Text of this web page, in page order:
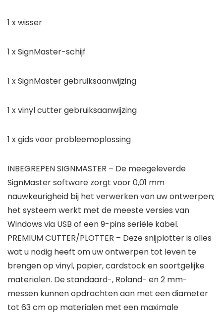
1 x wisser
1 x SignMaster-schijf
1 x SignMaster gebruiksaanwijzing
1 x vinyl cutter gebruiksaanwijzing
1 x gids voor probleemoplossing
INBEGREPEN SIGNMASTER – De meegeleverde
SignMaster software zorgt voor 0,01 mm
nauwkeurigheid bij het verwerken van uw ontwerpen;
het systeem werkt met de meeste versies van
Windows via USB of een 9-pins seriële kabel.
PREMIUM CUTTER/PLOTTER – Deze snijplotter is alles
wat u nodig heeft om uw ontwerpen tot leven te
brengen op vinyl, papier, cardstock en soortgelijke
materialen. De standaard-, Roland- en 2 mm-
messen kunnen opdrachten aan met een diameter
tot 63 cm op materialen met een maximale